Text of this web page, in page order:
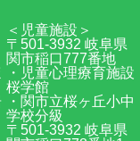
＜児童施設＞
〒501-3932 岐阜県
関市稲口777番地
・児童心理療育施設
桜学館
・関市立桜ヶ丘小中
学校分級
〒501-3932 岐阜県